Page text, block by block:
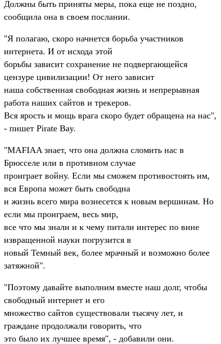
Должны быть приняты меры, пока еще не поздно,
сообщила она в своем послании.
"Я полагаю, скоро начнется борьба участников
интернета. И от исхода этой
борьбы зависит сохранение не подвергающейся
цензуре цивилизации! От него зависит
наша собственная свободная жизнь и непрерывная
работа наших сайтов и трекеров.
Вся ярость и мощь врага скоро будет обращена на нас",
- пишет Pirate Bay.
"MAFIAA знает, что она должна сломить нас в
Брюсселе или в противном случае
проиграет войну. Если мы сможем противостоять им,
вся Европа может быть свободна
и жизнь всего мира вознесется к новым вершинам. Но
если мы проиграем, весь мир,
все что мы знали и к чему питали интерес по вине
извращенной науки погрузится в
новый Темный век, более мрачный и возможно более
затяжной".
"Поэтому давайте выполним вместе наш долг, чтобы
свободный интернет и его
множество сайтов существовали тысячу лет, и
граждане продолжали говорить, что
это было их лучшее время", - добавили они.